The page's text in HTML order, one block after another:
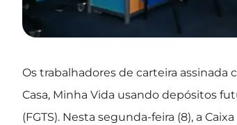
Os trabalhadores de carteira
Casa, Minha Vida usando depósitos
(FGTS). Nesta segunda-feira (8), a